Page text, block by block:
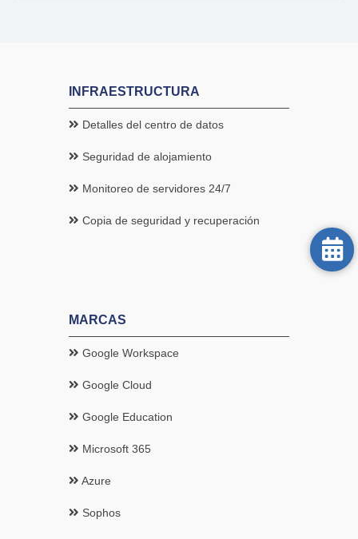
INFRAESTRUCTURA
Detalles del centro de datos
Seguridad de alojamiento
Monitoreo de servidores 24/7
Copia de seguridad y recuperación
MARCAS
Google Workspace
Google Cloud
Google Education
Microsoft 365
Azure
Sophos